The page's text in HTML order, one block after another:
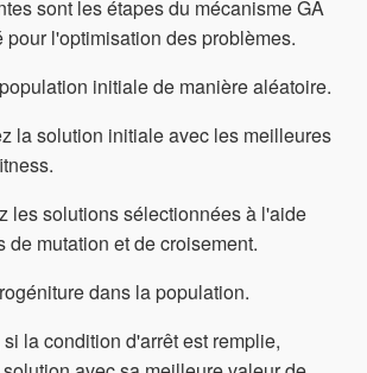
sont les étapes du mécanisme GA
l'optimisation des problèmes.
initiale de manière aléatoire.
la solution initiale avec les meilleures
les solutions sélectionnées à l'aide
de mutation et de croisement.
dans la population.
la condition d'arrêt est remplie,